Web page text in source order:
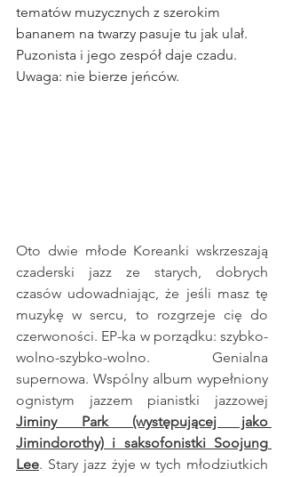
tematów muzycznych z szerokim
bananem na twarzy pasuje tu jak ulał.
Puzonista i jego zespół daje czadu.
Uwaga: nie bierze jeńców.
Oto dwie młode Koreanki wskrzeszają
czaderski jazz ze starych, dobrych
czasów udowadniając, że jeśli masz tę
muzykę w sercu, to rozgrzeje cię do
czerwoności. EP-ka w porządku: szybko-
wolno-szybko-wolno. Genialna
supernowa. Wspólny album wypełniony
ognistym jazzem pianistki jazzowej
Jiminy Park (występującej jako
Jimindorothy) i saksofonistki Soojung
Lee. Stary jazz żyje w tych młodziutkich